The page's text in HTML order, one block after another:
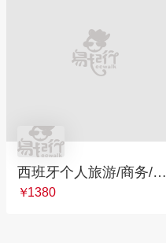
西班牙个人旅游/商务/探亲签证
￥1380